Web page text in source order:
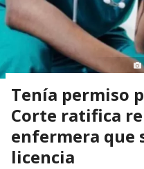
Tenía permiso
Corte ratifica
enfermera que
licencia